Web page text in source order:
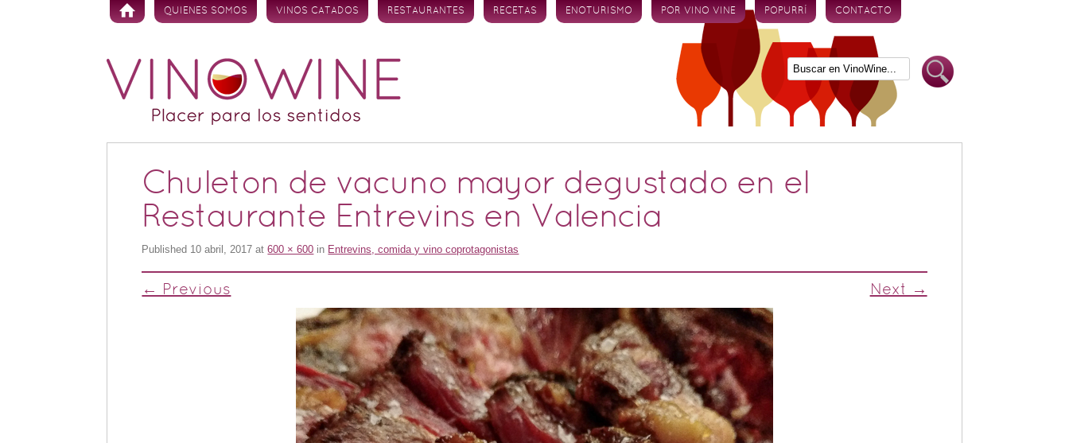
Skip to content
QUIENES SOMOS VINOS CATADOS RESTAURANTES RECETAS ENOTURISMO POR VINO VINE POPURRÍ CONTACTO
Chuleton de vacuno mayor degustado en el
Restaurante Entrevins en Valencia
Published 10 abril, 2017 at600 × 600 in Entrevins, comida y vino coprotagonistas
← Previous Next →